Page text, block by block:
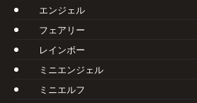
エンジェル
フェアリー
レインボー
ミニエンジェル
ミニエルフ